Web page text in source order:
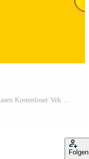
Folgen